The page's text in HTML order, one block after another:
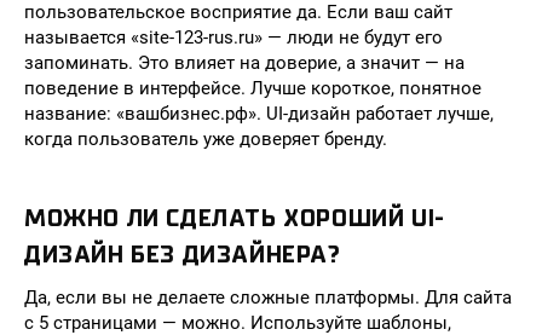
пользовательское восприятие да. Если ваш сайт
называется «site-123-rus.ru» — люди не будут его
запоминать. Это влияет на доверие, а значит — на
поведение в интерфейсе. Лучше короткое, понятное
название: «вашбизнес.рф». UI-дизайн работает лучше,
когда пользователь уже доверяет бренду.
МОЖНО ЛИ СДЕЛАТЬ ХОРОШИЙ UI-
ДИЗАЙН БЕЗ ДИЗАЙНЕРА?
Да, если вы не делаете сложные платформы. Для сайта
с 5 страницами — можно. Используйте шаблоны,